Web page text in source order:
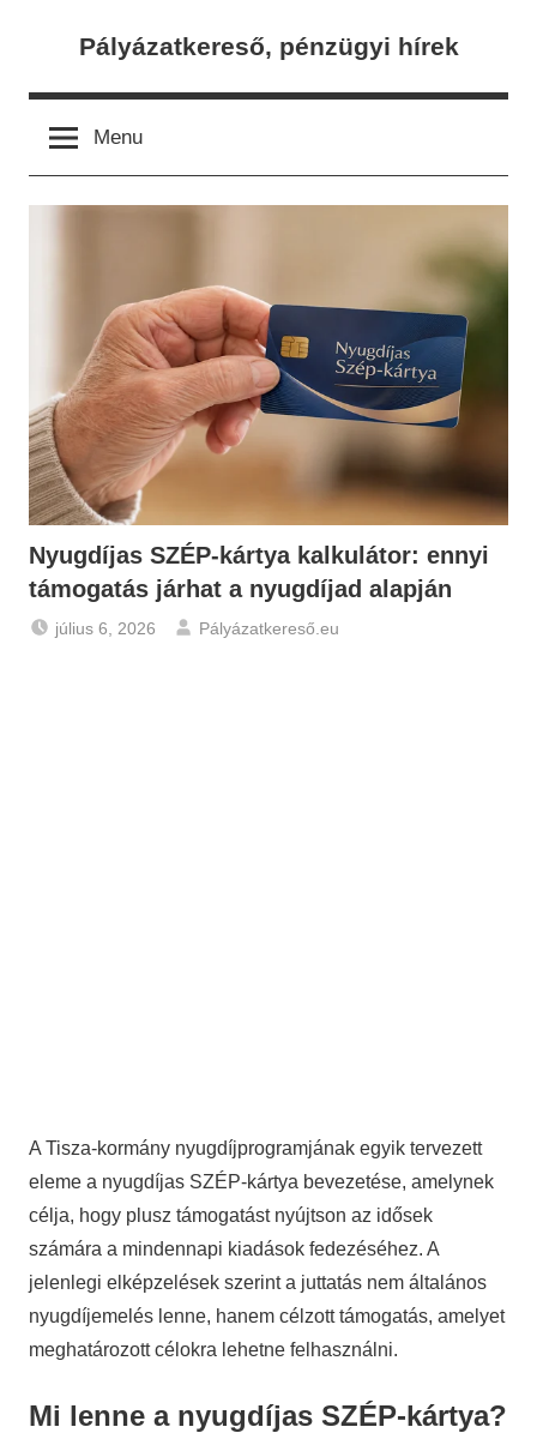
Pályázatkereső, pénzügyi hírek
Menu
Nyugdíjas SZÉP-kártya kalkulátor: ennyi
támogatás járhat a nyugdíjad alapján
július 6, 2026
Pályázatkereső.eu
A Tisza-kormány nyugdíjprogramjának egyik tervezett
eleme a nyugdíjas SZÉP-kártya bevezetése, amelynek
célja, hogy plusz támogatást nyújtson az idősek
számára a mindennapi kiadások fedezéséhez. A
jelenlegi elképzelések szerint a juttatás nem általános
nyugdíjemelés lenne, hanem célzott támogatás, amelyet
meghatározott célokra lehetne felhasználni.
Mi lenne a nyugdíjas SZÉP-kártya?